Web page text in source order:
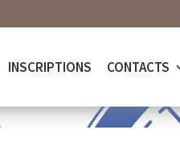
(in_array('administrator',
INSCRIPTIONS CONTACTS